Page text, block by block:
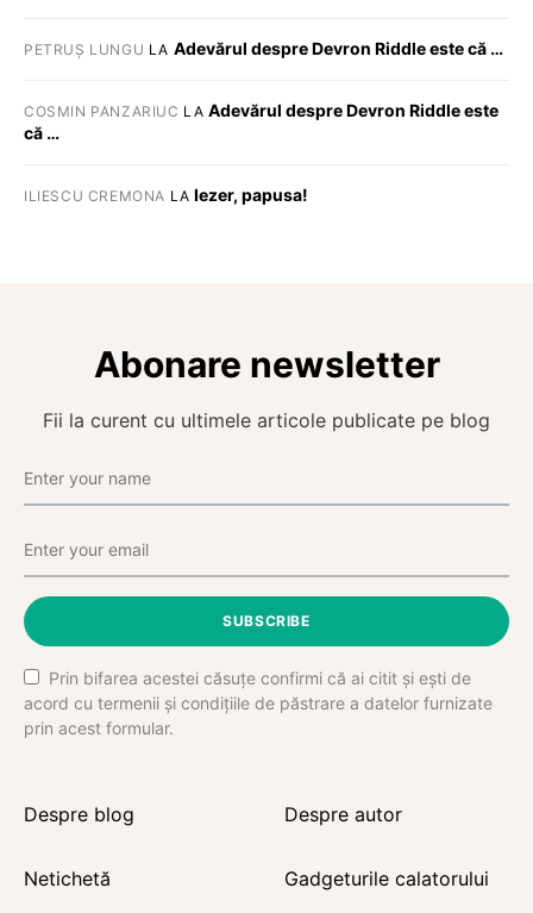
PETRUȘ LUNGU LA Adevărul despre Devron Riddle este că …
COSMIN PANZARIUC LA Adevărul despre Devron Riddle este
că …
ILIESCU CREMONA LA Iezer, papusa!
Abonare newsletter
Fii la curent cu ultimele articole publicate pe blog
SUBSCRIBE
Prin bifarea acestei căsuțe confirmi că ai citit și ești de
acord cu termenii și condițiile de păstrare a datelor furnizate
prin acest formular.
Despre blog Despre autor
Netichetă Gadgeturile calatorului